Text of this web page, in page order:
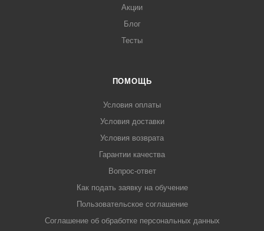
Акции
Блог
Тесты
ПОМОЩЬ
Условия оплаты
Условия доставки
Условия возврата
Гарантии качества
Вопрос-ответ
Как подать заявку на обучение
Пользовательское соглашение
Соглашение об обработке персональных данных